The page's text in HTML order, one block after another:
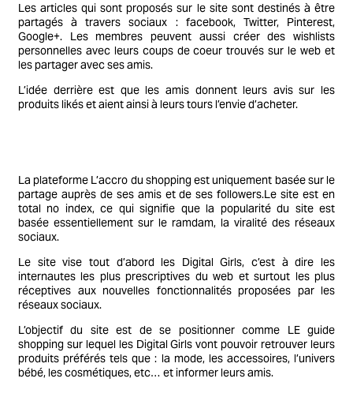
Les articles qui sont proposés sur le site sont destinés à être
partagés à travers sociaux : facebook, Twitter, Pinterest,
Google+. Les membres peuvent aussi créer des wishlists
personnelles avec leurs coups de coeur trouvés sur le web et
les partager avec ses amis.
L’idée derrière est que les amis donnent leurs avis sur les
produits likés et aient ainsi à leurs tours l’envie d’acheter.
La plateforme L’accro du shopping est uniquement basée sur le
partage auprès de ses amis et de ses followers.Le site est en
total no index, ce qui signifie que la popularité du site est
basée essentiellement sur le ramdam, la viralité des réseaux
sociaux.
Le site vise tout d’abord les Digital Girls, c’est à dire les
internautes les plus prescriptives du web et surtout les plus
réceptives aux nouvelles fonctionnalités proposées par les
réseaux sociaux.
L’objectif du site est de se positionner comme LE guide
shopping sur lequel les Digital Girls vont pouvoir retrouver leurs
produits préférés tels que : la mode, les accessoires, l’univers
bébé, les cosmétiques, etc… et informer leurs amis.